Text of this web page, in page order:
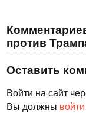
против
Оставить
Войти на сайт
Вы должны войти